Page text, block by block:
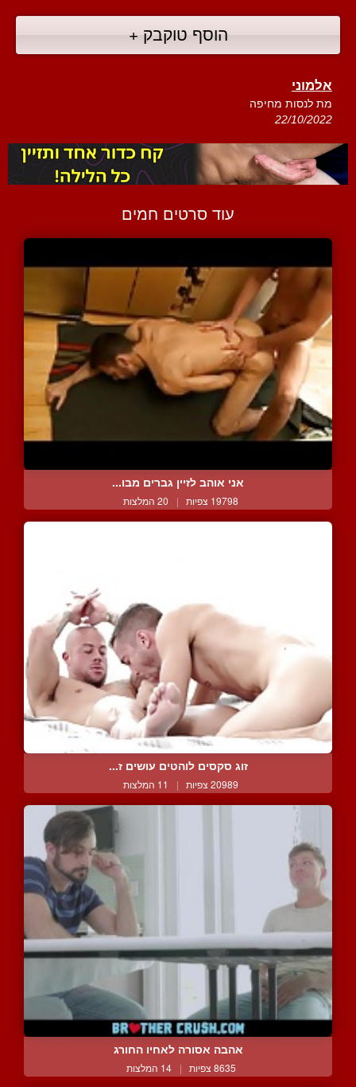
הוסף טוקבק +
אלמוני
מת לנסות מחיפה
22/10/2022
עוד סרטים חמים
אני אוהב לזיין גברים מבו...
19798 צפיות | 20 המלצות
זוג סקסים לוהטים עושים ז...
20989 צפיות | 11 המלצות
אהבה אסורה לאחיו החורג
8635 צפיות | 14 המלצות